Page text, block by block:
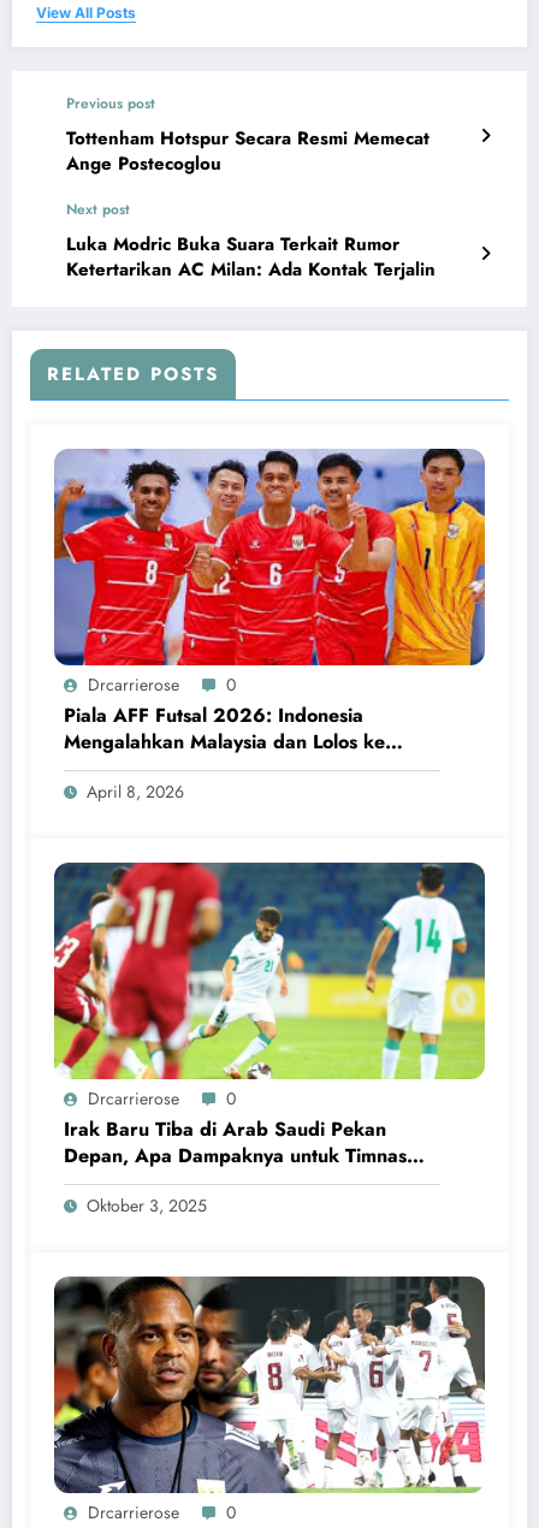
View All Posts
Previous post
Tottenham Hotspur Secara Resmi Memecat
Ange Postecoglou
Next post
Luka Modric Buka Suara Terkait Rumor
Ketertarikan AC Milan: Ada Kontak Terjalin
RELATED POSTS
Drcarrierose 0
Piala AFF Futsal 2026: Indonesia
Mengalahkan Malaysia dan Lolos ke
Semifinal
April 8, 2026
Drcarrierose 0
Irak Baru Tiba di Arab Saudi Pekan
Depan, Apa Dampaknya untuk Timnas
Indonesia?
Oktober 3, 2025
Drcarrierose 0